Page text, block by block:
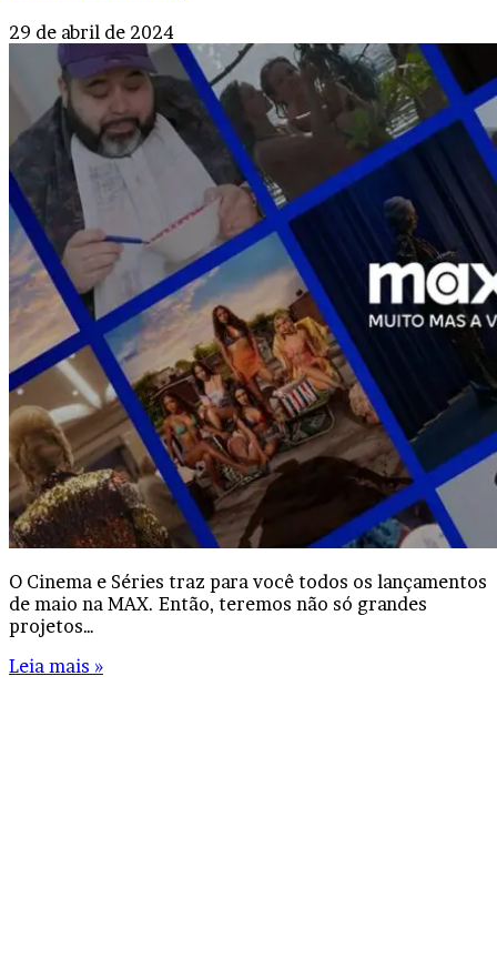
29 de abril de 2024
O Cinema e Séries traz para você todos os lançamentos
de maio na MAX. Então, teremos não só grandes
projetos…
Leia mais »